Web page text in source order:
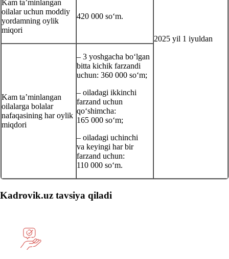
2025 yil 1 iyuldan
Kam ta’minlangan
oilalar uchun moddiy
yordamning oylik
miqori
420 000 soʻm.
Kam ta’minlangan
oilalarga bolalar
nafaqasining har oylik
miqdori
– 3 yoshgacha boʻlgan
bitta kichik farzandi
uchun: 360 000 soʻm;
– oiladagi ikkinchi
farzand uchun
qoʻshimcha:
165 000 soʻm;
– oiladagi uchinchi
va keyingi har bir
farzand uchun:
110 000 soʻm.
Kadrovik.uz tavsiya qiladi